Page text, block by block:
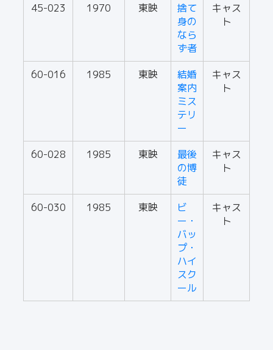
45-023 1970 東映
捨て
身の
なら
ず者
キャス
ト
60-016 1985 東映
結婚
案内
ミス
テリ
ー
キャス
ト
60-028 1985 東映
最後
の博
徒
キャス
ト
60-030 1985 東映
ビ
ー・
バッ
プ・
ハイ
スク
ール
キャス
ト